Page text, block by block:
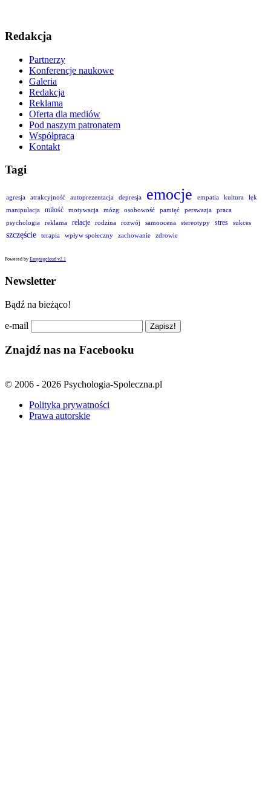
Redakcja
Partnerzy
Konferencje naukowe
Galeria
Redakcja
Reklama
Oferta dla mediów
Pod naszym patronatem
Współpraca
Kontakt
Tagi
agresja atrakcyjność autoprezentacja depresja emocje empatia kultura
lęk
manipulacja
miłość motywacja mózg osobowość pamięć perswazja
praca
psychologia
reklama relacje rodzina rozwój samoocena stereotypy stres sukces
szczęście terapia wpływ społeczny zachowanie zdrowie
Powered by Easytagcloud v2.1
Newsletter
Bądź na bieżąco!
e-mail
Znajdź nas na Facebooku
© 2006 - 2026 Psychologia-Spoleczna.pl
Polityka prywatności
Prawa autorskie